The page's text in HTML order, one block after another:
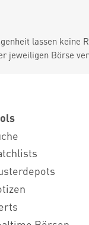
lassen keine
jeweiligen Börse